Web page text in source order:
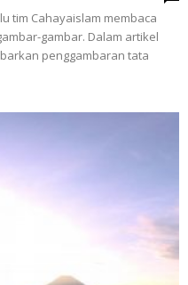
tim Cahayaislam membaca
gambar. Dalam artikel
penggambaran tata